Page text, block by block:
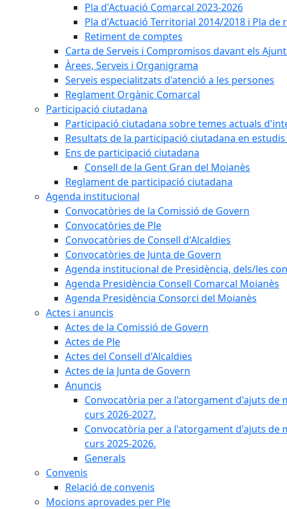
Pla d'Actuació Comarcal 2023-2026
Pla d'Actuació Territorial 2014/2018 i Pla
Retiment de comptes
Carta de Serveis i Compromisos davant els
Àrees, Serveis i Organigrama
Serveis especialitzats d'atenció a les persones
Reglament Orgànic Comarcal
Participació ciutadana
Participació ciutadana sobre temes actuals
Resultats de la participació ciutadana en
Ens de participació ciutadana
Consell de la Gent Gran del Moianès
Reglament de participació ciutadana
Agenda institucional
Convocatòries de la Comissió de Govern
Convocatòries de Ple
Convocatòries de Consell d'Alcaldies
Convocatòries de Junta de Govern
Agenda institucional de Presidència, dels/les
Agenda Presidència Consell Comarcal Moianès
Agenda Presidència Consorci del Moianès
Actes i anuncis
Actes de la Comissió de Govern
Actes de Ple
Actes del Consell d'Alcaldies
Actes de la Junta de Govern
Anuncis
Convocatòria per a l'atorgament d'ajuts de
curs 2026-2027.
Convocatòria per a l'atorgament d'ajuts de
curs 2025-2026.
Generals
Convenis
Relació de convenis
Mocions aprovades per Ple